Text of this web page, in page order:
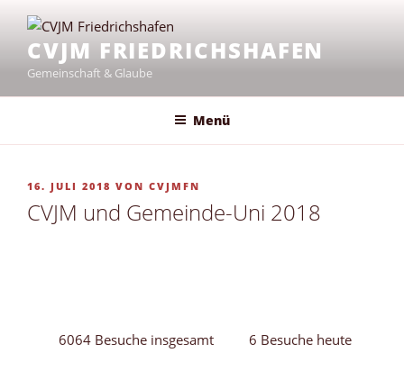
Inhalt
springenCVJM FRIEDRICHSHAFEN
Gemeinschaft & Glaube
Menü
VERÖFFENTLICHT
16. JULI 2018 VON CVJMFN
CVJM und Gemeinde-Uni 2018
6064 Besuche insgesamt 6 Besuche heute